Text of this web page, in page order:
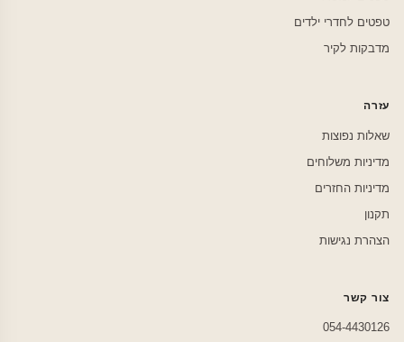
טפטים לחדרי ילדים
מדבקות לקיר
עזרה
שאלות נפוצות
מדיניות משלוחים
מדיניות החזרים
תקנון
הצהרת נגישות
צור קשר
054-4430126